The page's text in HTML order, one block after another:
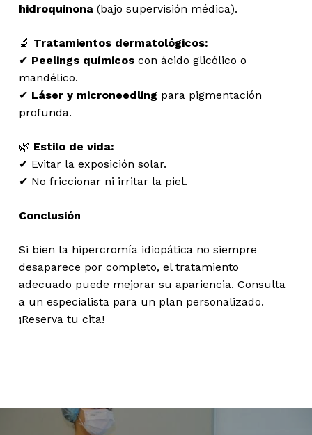
hidroquinona(bajo supervisión médica).
🔬 Tratamientos dermatológicos:
✔ Peelings químicoscon ácido glicólico o
mandélico.
✔ Láser y microneedling para pigmentación
profunda.
🌿 Estilo de vida:
✔ Evitar la exposición solar.
✔ No friccionar ni irritar la piel.
Conclusión
Si bien la hipercromía idiopática no siempre
desaparece por completo, el tratamiento
adecuado puede mejorar su apariencia. Consulta
a un especialista para un plan personalizado.
¡Reserva tu cita!